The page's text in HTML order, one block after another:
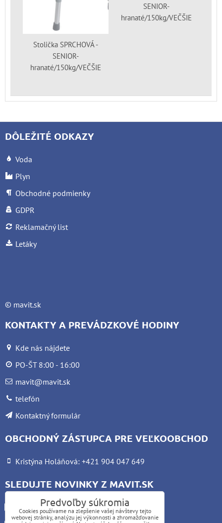
Stolička SPRCHOVÁ -
SENIOR-
hranaté/150kg/VEČŠIE
SENIOR-
hranaté/150kg/VEČŠIE
DÔLEŽITÉ ODKAZY
Voda
Plyn
Obchodné podmienky
GDPR
Reklamačný list
Letáky
© mavit.sk
KONTAKTY A PREVÁDZKOVÉ HODINY
Kde nás nájdete
PO-ŠT 8:00 - 16:00
mavit@mavit.sk
telefón
Kontaktný formulár
OBCHODNÝ ZÁSTUPCA PRE VEĽKOOBCHOD
Kristýna Holáňová: +421 904 047 649
SLEDUJTE NOVINKY Z MAVIT.SK
FacebookPredvoľby súkromia
Cookies používame na zlepšenie vašej návštevy tejto
webovej stránky, analýzu jej výkonnosti a zhromažďovanie